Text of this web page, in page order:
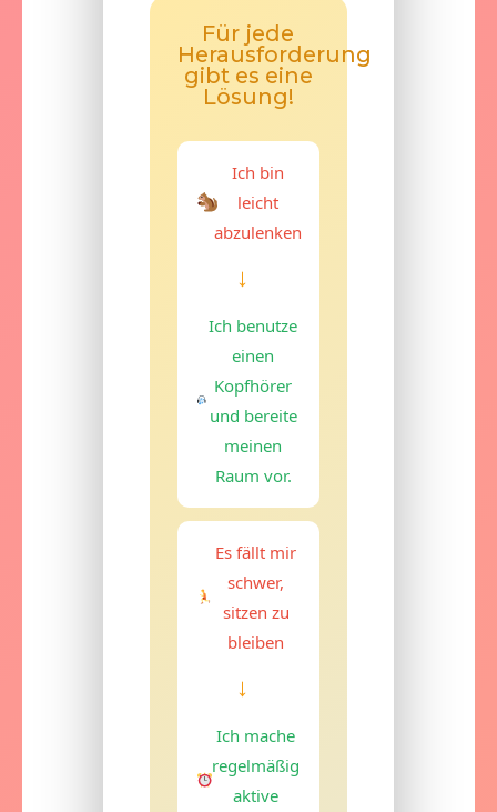
Für jede
Herausforderung
gibt es eine
Lösung!
Ich bin
leicht
abzulenken
→
Ich benutze
einen
Kopfhörer
und bereite
meinen
Raum vor.
Es fällt mir
schwer,
sitzen zu
bleiben
→
Ich mache
regelmäßig
aktive